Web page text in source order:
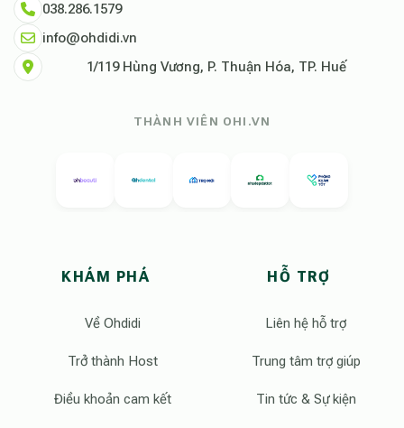
038.286.1579
info@ohdidi.vn
1/119 Hùng Vương, P. Thuận Hóa, TP. Huế
THÀNH VIÊN OHI.VN
KHÁM PHÁ
Về Ohdidi
Trở thành Host
Điều khoản cam kết
HỖ TRỢ
Liên hệ hỗ trợ
Trung tâm trợ giúp
Tin tức & Sự kiện